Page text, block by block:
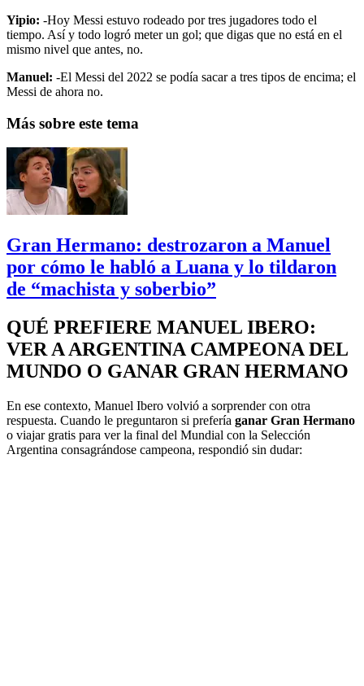
Yipio: -Hoy Messi estuvo rodeado por tres jugadores todo el
tiempo. Así y todo logró meter un gol; que digas que no está en el
mismo nivel que antes, no.
Manuel: -El Messi del 2022 se podía sacar a tres tipos de encima; el
Messi de ahora no.
Más sobre este tema
Gran Hermano: destrozaron a Manuel
por cómo le habló a Luana y lo tildaron
de “machista y soberbio”
QUÉ PREFIERE MANUEL IBERO:
VER A ARGENTINA CAMPEONA DEL
MUNDO O GANAR GRAN HERMANO
En ese contexto, Manuel Ibero volvió a sorprender con otra
respuesta. Cuando le preguntaron si prefería ganar Gran Hermano
o viajar gratis para ver la final del Mundial con la Selección
Argentina consagrándose campeona, respondió sin dudar: